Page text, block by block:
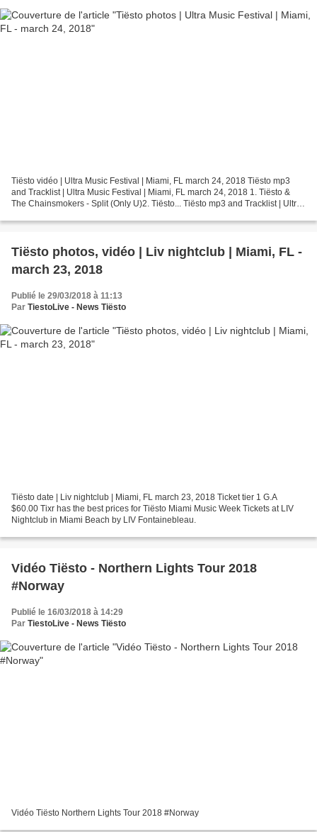
Tiësto vidéo | Ultra Music Festival | Miami, FL march 24, 2018 Tiësto mp3
and Tracklist | Ultra Music Festival | Miami, FL march 24, 2018 1. Tiësto &
The Chainsmokers - Split (Only U)2. Tiësto... Tiësto mp3 and Tracklist | Ultra
Tiësto photos, vidéo | Liv nightclub | Miami, FL -
march 23, 2018
Publié le 29/03/2018 à 11:13
Par TiestoLive - News Tiësto
Tiësto date | Liv nightclub | Miami, FL march 23, 2018 Ticket tier 1 G.A
$60.00 Tixr has the best prices for Tiësto Miami Music Week Tickets at LIV
Nightclub in Miami Beach by LIV Fontainebleau.
Vidéo Tiësto - Northern Lights Tour 2018
#Norway
Publié le 16/03/2018 à 14:29
Par TiestoLive - News Tiësto
Vidéo Tiësto Northern Lights Tour 2018 #Norway